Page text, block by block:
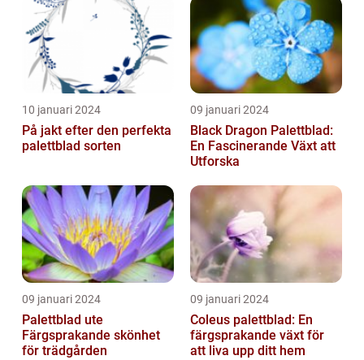
10 januari 2024
På jakt efter den perfekta
palettblad sorten
09 januari 2024
Black Dragon Palettblad:
En Fascinerande Växt att
Utforska
09 januari 2024
Palettblad ute
Färgsprakande skönhet
för trädgården
09 januari 2024
Coleus palettblad: En
färgsprakande växt för
att liva upp ditt hem